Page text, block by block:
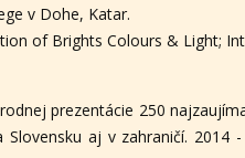
v Dohe, Katar.
of Brights Colours & Light;
prezentácie 250
aj v zahraničí.